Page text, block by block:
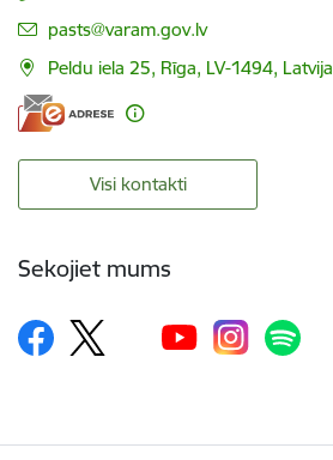
E-pasts:
pasts@varam.gov.lv
Peldu iela 25, Rīga, LV-1494, Latvija
Visi kontakti
Sekojiet mums